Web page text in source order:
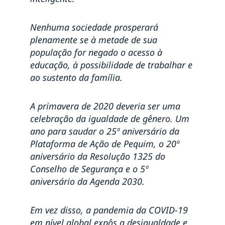
Declaração de Estocolmo quer reduzir à metade
mortes e ferimentos no trânsito
Resultado Sorteio "Quem é você? - Um livro sobre
tolerância"
Sorteio "Quem é você? - Um livro sobre tolerância"
Mats Strandberg é um dos destaques da 65ª Feira do
Semanas de Inovação 2019: sustentabilidade,
meninas na ciência e aeronáutica dão sotaque sueco
para a inovação
Embaixada da Suécia e Restaurante O Escandinavo
celebram o Dia dos Pais com exposição fotográfica
Resultado Sorteio Embaixada da Suécia-Dibradoras
Sorteio Dibradoras
Embaixador da Suécia no Brasil é condecorado com a
Ordem Nacional do Cruzeiro do Sul
Missões Diplomáticas em Brasília se unem para
comemorar o Dia Internacional Contra a LGBTIfobia
Nenhuma sociedade prosperará
plenamente se à metade de sua
população for negado o acesso à
educação, à possibilidade de trabalhar e
ao sustento da família.
A primavera de 2020 deveria ser uma
celebração da igualdade de gênero. Um
ano para saudar o 25º aniversário da
Plataforma de Ação de Pequim, o 20º
aniversário da Resolução 1325 do
Conselho de Segurança e o 5º
aniversário da Agenda 2030.
Em vez disso, a pandemia da COVID-19